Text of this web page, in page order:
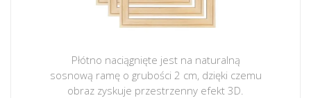
Płótno naciągnięte jest na naturalną
sosnową ramę o grubości 2 cm, dzięki czemu
obraz zyskuje przestrzenny efekt 3D.